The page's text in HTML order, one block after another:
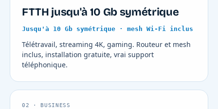
FTTH jusqu'à 10 Gb symétrique
Jusqu'à 10 Gb symétrique · mesh Wi-Fi inclus
Télétravail, streaming 4K, gaming. Routeur et mesh
inclus, installation gratuite, vrai support
téléphonique.
02 · BUSINESS